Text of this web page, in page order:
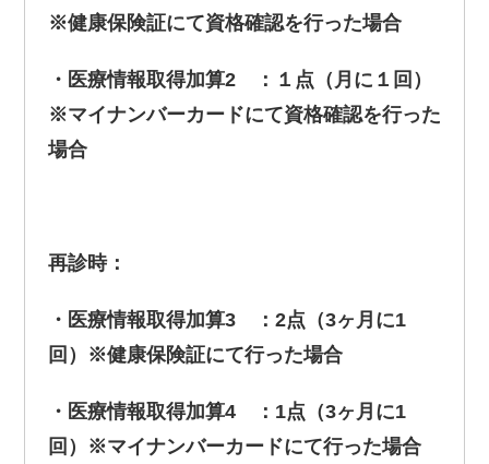
※健康保険証にて資格確認を行った場合
・医療情報取得加算2 ：１点（月に１回）
※マイナンバーカードにて資格確認を行った
場合
再診時：
・医療情報取得加算3 ：2点（3ヶ月に1
回）※健康保険証にて行った場合
・医療情報取得加算4 ：1点（3ヶ月に1
回）※マイナンバーカードにて行った場合